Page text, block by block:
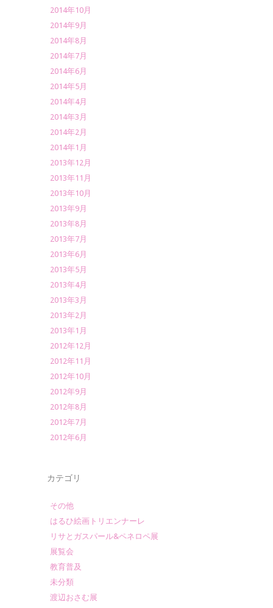
2014年10月
2014年9月
2014年8月
2014年7月
2014年6月
2014年5月
2014年4月
2014年3月
2014年2月
2014年1月
2013年12月
2013年11月
2013年10月
2013年9月
2013年8月
2013年7月
2013年6月
2013年5月
2013年4月
2013年3月
2013年2月
2013年1月
2012年12月
2012年11月
2012年10月
2012年9月
2012年8月
2012年7月
2012年6月
カテゴリ
その他
はるひ絵画トリエンナーレ
リサとガスパール&ペネロペ展
展覧会
教育普及
未分類
渡辺おさむ展